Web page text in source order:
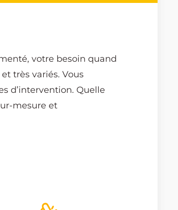
votre besoin quand
très variés. Vous
d’intervention. Quelle
mesure et